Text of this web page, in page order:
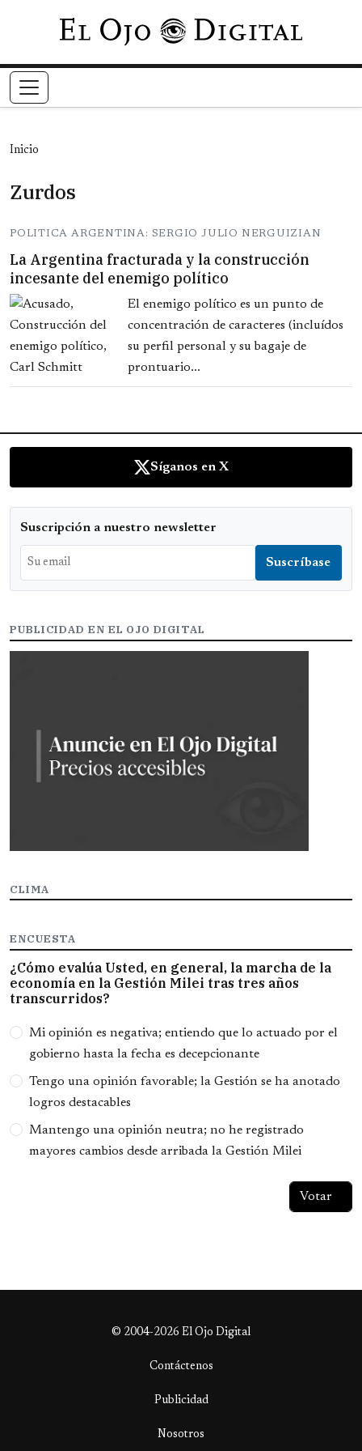
Pasar al contenido principal
Inicio
Zurdos
POLITICA ARGENTINA: SERGIO JULIO NERGUIZIAN
La Argentina fracturada y la construcción
incesante del enemigo político
El enemigo político es un punto de
concentración de caracteres (incluídos
su perfil personal y su bagaje de
prontuario...
Síganos en X
Suscripción a nuestro newsletter
PUBLICIDAD EN EL OJO DIGITAL
CLIMA
ENCUESTA
¿Cómo evalúa Usted, en general, la marcha de la
economía en la Gestión Milei tras tres años
transcurridos?
Opciones
Mi opinión es negativa; entiendo que lo actuado por el
gobierno hasta la fecha es decepcionante
Tengo una opinión favorable; la Gestión se ha anotado
logros destacables
Mantengo una opinión neutra; no he registrado
mayores cambios desde arribada la Gestión Milei
© 2004-2026 El Ojo Digital
Contáctenos
Publicidad
Nosotros